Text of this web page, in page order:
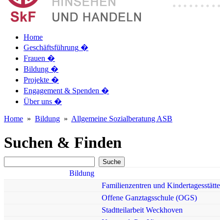
Home
Geschäftsführung �
Frauen �
Bildung �
Projekte �
Engagement & Spenden �
Über uns �
Home » Bildung » Allgemeine Sozialberatung ASB
Suchen & Finden
Bildung
Familienzentren und
Offene Ganztagsschule (OGS)
Stadtteilarbeit Weckhoven